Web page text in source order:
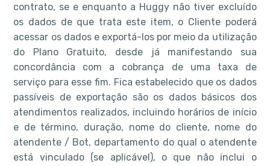
contrato, se e enquanto a Huggy não tiver excluído
os dados de que trata este item, o Cliente poderá
acessar os dados e exportá-los por meio da utilização
do Plano Gratuito, desde já manifestando sua
concordância com a cobrança de uma taxa de
serviço para esse fim. Fica estabelecido que os dados
passíveis de exportação são os dados básicos dos
atendimentos realizados, incluindo horários de início
e de término, duração, nome do cliente, nome do
atendente / Bot, departamento do qual o atendente
está vinculado (se aplicável), o que não inclui o